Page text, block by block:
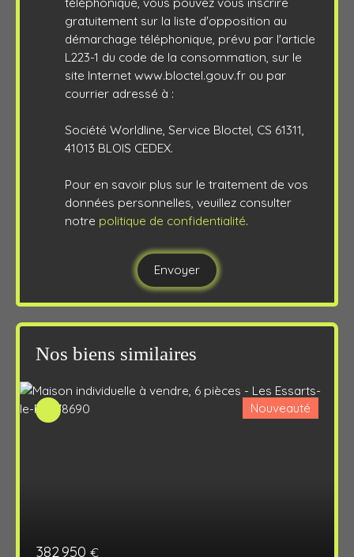
gratuitement sur la liste d'opposition au
démarchage téléphonique, prévu par l'article
L223-1 du code de la consommation, sur le
site Internet www.bloctel.gouv.fr ou par
courrier adressé à :
Société Worldline, Service Bloctel, CS 61311,
41013 BLOIS CEDEX.
Pour en savoir plus sur le traitement de vos
données personnelles, veuillez consulter
notre politique de confidentialité.
Envoyer
Nos biens similaires
382 950 €
Nouveauté